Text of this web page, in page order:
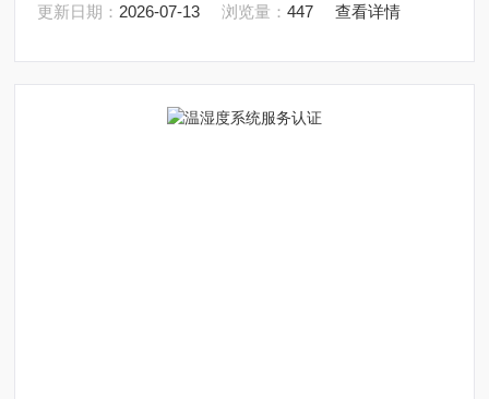
更新日期： 2026-07-13 浏览量：447 查看详情